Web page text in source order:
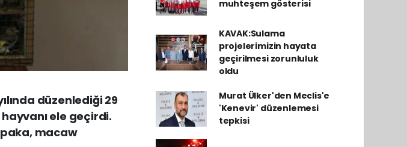
düzenlediği 29
ele geçirdi.
macaw
muhteşem gösterisi
KAVAK:Sulama
projelerimizin hayata
geçirilmesi zorunluluk
oldu
Murat Ülker'den Meclis'e
'Kenevir' düzenlemesi
tepkisi